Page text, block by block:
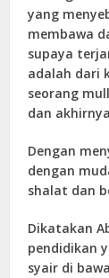
yang
membawa
supaya
adalah dari
seorang
dan
Dengan
dengan
shalat dan
Dikatakan
pendidikan
syair di